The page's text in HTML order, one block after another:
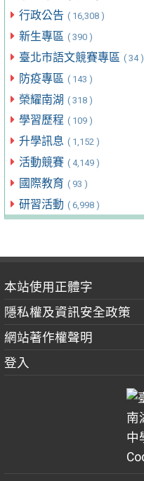
行政公告 ( 16,308 )
新生專區 ( 390 )
臺北市語文競賽專區 ( 34 )
防疫專區 ( 143 )
榮耀南湖 ( 318 )
學習歷程 ( 109 )
升學訊息 ( 1,152 )
活動競賽 ( 4,149 )
國際教育 ( 93 )
研習活動 ( 6,998 )
本站使用正體字
隱私權及資訊安全政策
網站著作權聲明
登入